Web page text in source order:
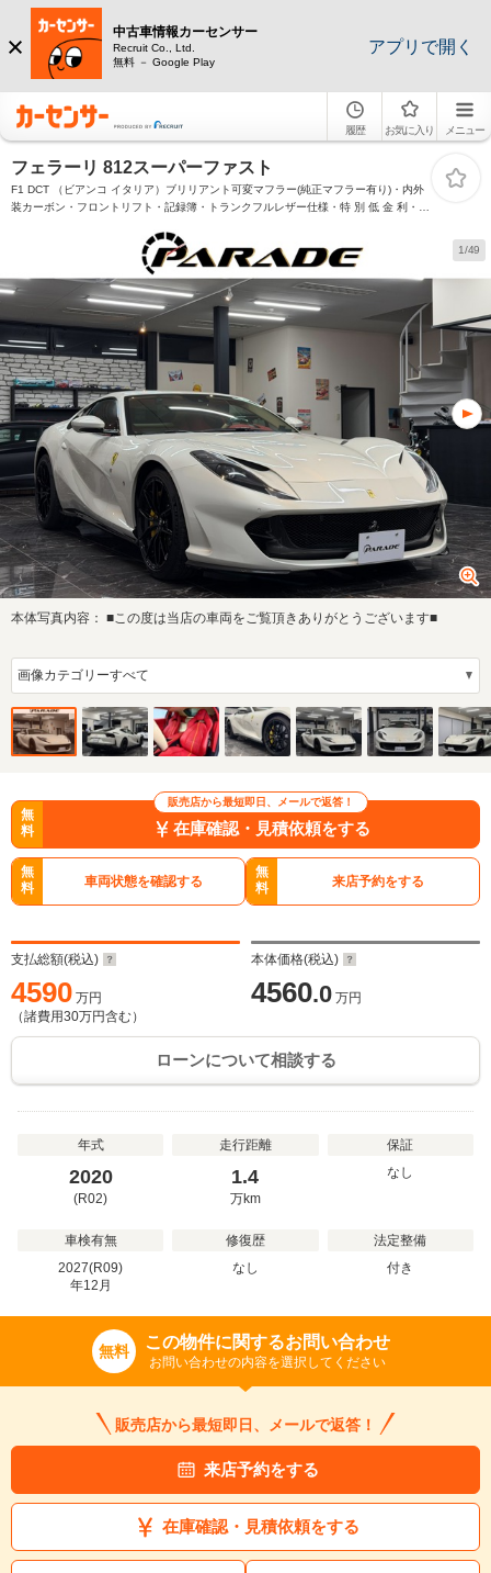
中古車情報カーセンサー
Recruit Co., Ltd.
無料 － Google Play
アプリで開く
履歴 お気に入り メニュー
フェラーリ 812スーパーファスト
F1 DCT （ビアンコ イタリア）ブリリアント可変マフラー(純正マフラー有り)・内外
装カーボン・フロントリフト・記録簿・トランクフルレザー仕様・特 別 低 金 利・ビ
1/49
本体写真内容： ■この度は当店の車両をご覧頂きありがとうございます■
販売店から最短即日、メールで返答！
無
料
在庫確認・見積依頼をする
無
料
車両状態を確認する
無
料
来店予約をする
支払総額(税込)
4590 万円
（諸費用30万円含む）
本体価格(税込)
4560.0 万円
ローンについて相談する
年式
2020
(R02)
走行距離
1.4
万km
保証
なし
車検有無
2027(R09)
年12 月
修復歴
なし
法定整備
付き
無料 この物件に関するお問い合わせ
お問い合わせの内容を選択してください
販売店から最短即日、メールで返答！
来店予約をする
在庫確認・見積依頼をする